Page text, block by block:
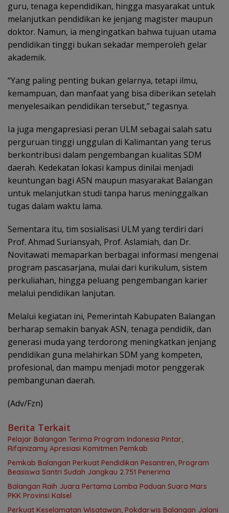
guru, tenaga kependidikan, hingga masyarakat untuk
melanjutkan pendidikan ke jenjang magister maupun
doktor. Namun, ia mengingatkan bahwa tujuan utama
pendidikan tinggi bukan sekadar memperoleh gelar
akademik.
“Yang paling penting bukan gelarnya, tetapi ilmu,
kemampuan, dan manfaat yang bisa diberikan setelah
menyelesaikan pendidikan tersebut,” tegasnya.
Ia juga mengapresiasi peran ULM sebagai salah satu
perguruan tinggi unggulan di Kalimantan yang terus
berkontribusi dalam pengembangan kualitas SDM
daerah. Kedekatan lokasi kampus dinilai menjadi
keuntungan bagi ASN maupun masyarakat Balangan
untuk melanjutkan studi tanpa harus meninggalkan
tugas dalam waktu lama.
Sementara itu, tim sosialisasi ULM yang terdiri dari
Prof. Ahmad Suriansyah, Prof. Aslamiah, dan Dr.
Novitawati memaparkan berbagai informasi mengenai
program pascasarjana, mulai dari kurikulum, sistem
perkuliahan, hingga peluang pengembangan karier
melalui pendidikan lanjutan.
Melalui kegiatan ini, Pemerintah Kabupaten Balangan
berharap semakin banyak ASN, tenaga pendidik, dan
generasi muda yang terdorong meningkatkan jenjang
pendidikan guna melahirkan SDM yang kompeten,
profesional, dan mampu menjadi motor penggerak
pembangunan daerah.
(Adv/Fzn)
Berita Terkait
Pelajar Balangan Terima Program Indonesia Pintar,
Rifqinizamy Apresiasi Komitmen Pemkab
Pemkab Balangan Perkuat Pendidikan Pesantren, Program
Beasiswa Santri Sudah Jangkau 2.751 Penerima
Balangan Raih Juara Pertama Lomba Paduan Suara Mars
PKK Provinsi Kalsel
Perkuat Keselamatan Wisatawan, Pokdarwis Balangan Jalani